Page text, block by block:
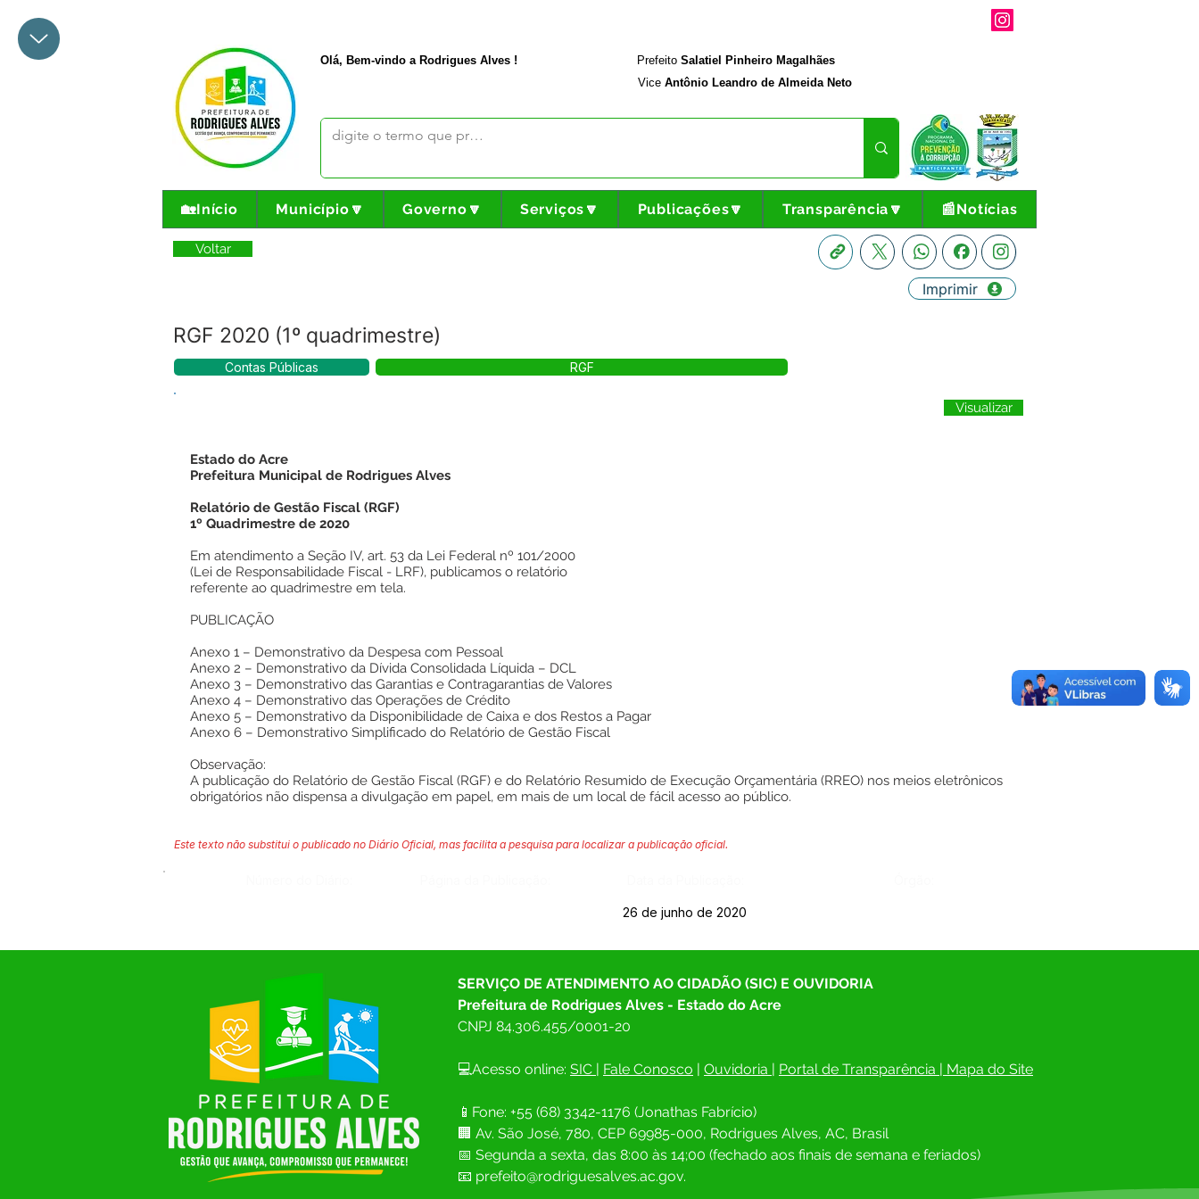
Olá, Bem-vindo a Rodrigues Alves ! Prefeito Salatiel Pinheiro Magalhães
Vice Antônio Leandro de Almeida Neto
🏡Início Município🔽 Governo🔽 Serviços🔽 Publicações🔽 Transparência🔽 📰Notícias
Voltar
RGF 2020 (1º quadrimestre)
Imprimir
Contas Públicas RGF
Visualizar
Estado do Acre
Prefeitura Municipal de Rodrigues Alves
Relatório de Gestão Fiscal (RGF)
1º Quadrimestre de 2020
Em atendimento a Seção IV, art. 53 da Lei Federal nº 101/2000
(Lei de Responsabilidade Fiscal - LRF), publicamos o relatório
referente ao quadrimestre em tela.
PUBLICAÇÃO
Anexo 1 – Demonstrativo da Despesa com Pessoal
Anexo 2 – Demonstrativo da Dívida Consolidada Líquida – DCL
Anexo 3 – Demonstrativo das Garantias e Contragarantias de Valores
Anexo 4 – Demonstrativo das Operações de Crédito
Anexo 5 – Demonstrativo da Disponibilidade de Caixa e dos Restos a Pagar
Anexo 6 – Demonstrativo Simplificado do Relatório de Gestão Fiscal
Observação:
A publicação do Relatório de Gestão Fiscal (RGF) e do Relatório Resumido de Execução Orçamentária (RREO) nos meios eletrônicos
obrigatórios não dispensa a divulgação em papel, em mais de um local de fácil acesso ao público.
Este texto não substitui o publicado no Diário Oficial, mas facilita a pesquisa para localizar a publicação oficial.
26 de junho de 2020
SERVIÇO DE ATENDIMENTO AO CIDADÃO (SIC) E OUVIDORIA
Prefeitura de Rodrigues Alves - Estado do Acre
CNPJ 84.306.455/0001-20
💻Acesso online: SIC | Fale Conosco | Ouvidoria | Portal de Transparência | Mapa do Site
📱Fone: +55 (68) 3342-1176 (Jonathas Fabrício)
🏢 Av. São José, 780, CEP 69985-000, Rodrigues Alves, AC, Brasil
📅 Segunda a sexta, das 8:00 às 14;00 (fechado aos finais de semana e feriados)
📧 prefeito@rodriguesalves.ac.gov.